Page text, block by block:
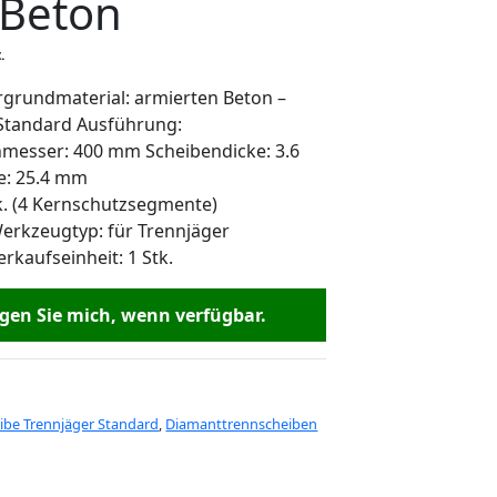
armierten Beton –
Ausführung:
400 mm Scheibendicke: 3.6
25.4 mm
(4 Kernschutzsegmente)
für Trennjäger
1 Stk.
Sie mich, wenn verfügbar.
Trennjäger Standard, Diamanttrennscheiben